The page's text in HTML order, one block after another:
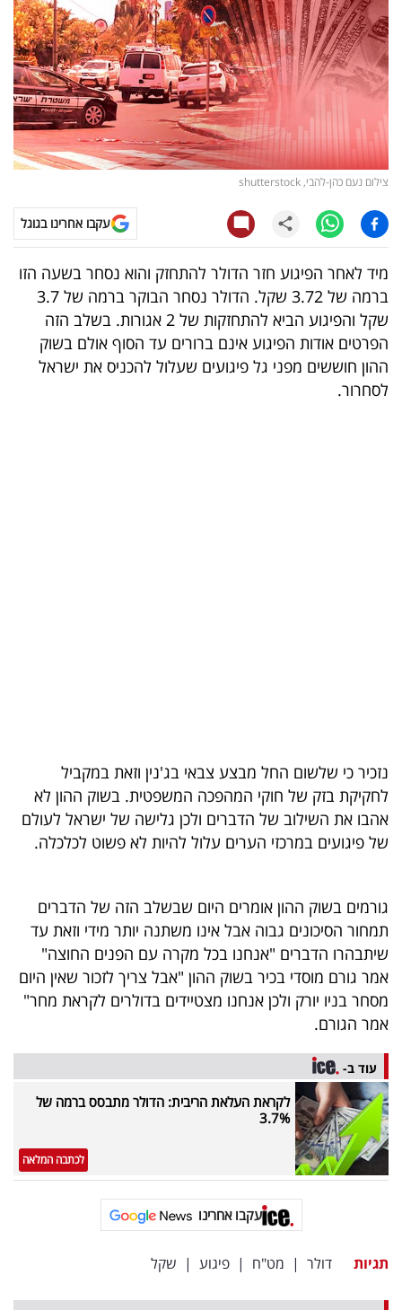
דעות
רכילות
עסקית
קריפטו
ויראלי
טלוויזיה
עסקי
ספורט
קריירה
ולימודים
הכלכלי
פודקאסט
UNDER
40
שיתופי
פעולה
דרושים
ניוזלטרים
צילום נעם כהן-להבי, shutterstock
עקבו אחרינו בגוגל
מיד לאחר הפיגוע חזר הדולר להתחזק והוא נסחר בשעה הזו
ברמה של 3.72 שקל. הדולר נסחר הבוקר ברמה של 3.7
שקל והפיגוע הביא להתחזקות של 2 אגורות. בשלב הזה
הפרטים אודות הפיגוע אינם ברורים עד הסוף אולם בשוק
ההון חוששים מפני גל פיגועים שעלול להכניס את ישראל
לסחרור.
נזכיר כי שלשום החל מבצע צבאי בג'נין וזאת במקביל
לחקיקת בזק של חוקי המהפכה המשפטית. בשוק ההון לא
אהבו את השילוב של הדברים ולכן גלישה של ישראל לעולם
של פיגועים במרכזי הערים עלול להיות לא פשוט לכלכלה.
גורמים בשוק ההון אומרים היום שבשלב הזה של הדברים
תמחור הסיכונים גבוה אבל אינו משתנה יותר מידי וזאת עד
שיתבהרו הדברים "אנחנו בכל מקרה עם הפנים החוצה"
אמר גורם מוסדי בכיר בשוק ההון "אבל צריך לזכור שאין היום
מסחר בניו יורק ולכן אנחנו מצטיידים בדולרים לקראת מחר"
אמר הגורם.
עוד ב-
לקראת העלאת הריבית: הדולר מתבסס ברמה של
3.7%
לכתבה המלאה
עקבו אחרינו
תגיות דולר | מט"ח | פיגוע | שקל